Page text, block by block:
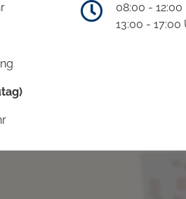
08:00 - 12:00
13:00 - 17:00